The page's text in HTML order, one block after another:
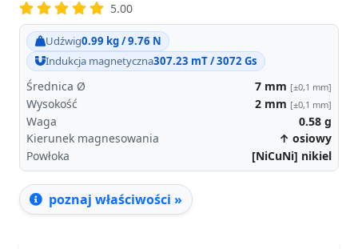
5.00
Udźwig0.99 kg / 9.76 N
Indukcja magnetyczna307.23 mT / 3072 Gs
Średnica Ø 7 mm [±0,1 mm]
Wysokość 2 mm [±0,1 mm]
Waga 0.58 g
Kierunek magnesowania
↑ osiowy
Powłoka
[NiCuNi] nikiel
poznaj właściwości »